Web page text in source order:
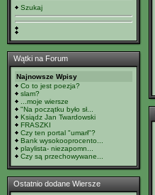
Szukaj
Wątki na Forum
Najnowsze Wpisy
Co to jest poezja?
slam?
...moje wiersze
"Na początku było sł...
Ksiądz Jan Twardowski
FRASZKI
Czy ten portal "umarł"?
Bank wysokooprocento...
playlista- niezapomn...
Czy są przechowywane...
Ostatnio dodane Wiersze